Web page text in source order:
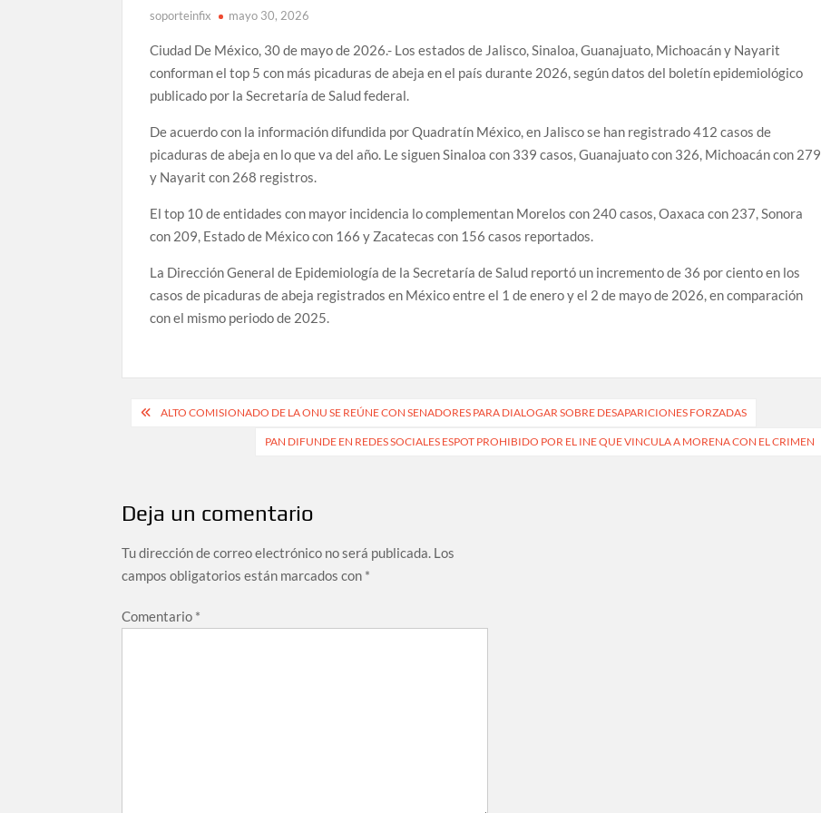
soporteinfix mayo 30, 2026
Ciudad De México, 30 de mayo de 2026.- Los estados de Jalisco, Sinaloa, Guanajuato, Michoacán y Nayarit
conforman el top 5 con más picaduras de abeja en el país durante 2026, según datos del boletín epidemiológico
publicado por la Secretaría de Salud federal.
De acuerdo con la información difundida por Quadratín México, en Jalisco se han registrado 412 casos de
picaduras de abeja en lo que va del año. Le siguen Sinaloa con 339 casos, Guanajuato con 326, Michoacán con 279
y Nayarit con 268 registros.
El top 10 de entidades con mayor incidencia lo complementan Morelos con 240 casos, Oaxaca con 237, Sonora
con 209, Estado de México con 166 y Zacatecas con 156 casos reportados.
La Dirección General de Epidemiología de la Secretaría de Salud reportó un incremento de 36 por ciento en los
casos de picaduras de abeja registrados en México entre el 1 de enero y el 2 de mayo de 2026, en comparación
con el mismo periodo de 2025.
Navegación
ALTO COMISIONADO DE LA ONU SE REÚNE CON SENADORES PARA DIALOGAR SOBRE DESAPARICIONES FORZADAS
PAN DIFUNDE EN REDES SOCIALES ESPOT PROHIBIDO POR EL INE QUE VINCULA A MORENA CON EL CRIMEN
Deja un comentario
Tu dirección de correo electrónico no será publicada. Los
campos obligatorios están marcados con *
Comentario *